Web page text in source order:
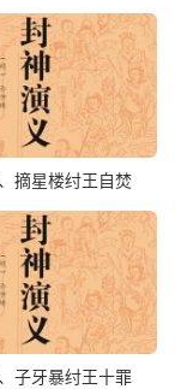
听得金鼓齐鸣，
小将官，齐出营
守护城池，忽听
哪吒来，现三头
英急上马，用双
兰英走马下城，
城来，使开黄金
城。高兰英见事
及，被哪吒一乾
於非命，。早往
摘星楼纣王自焚
子牙暴纣王十罪